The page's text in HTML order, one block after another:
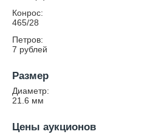
Конрос:
465/28
Петров:
7 рублей
Размер
Диаметр:
21.6 мм
Цены аукционов